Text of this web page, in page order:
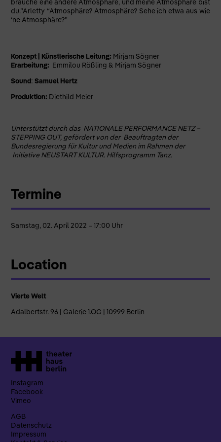
brauche eine andere Atmosphäre, und meine Atmosphäre bist
du.”Arletty “Atmosphäre? Atmosphäre? Sehe ich etwa aus wie
‘ne Atmosphäre?”
Konzept | Künstlerische Leitung: Mirjam Sögner
Erarbeitung: Emmilou Rößling & Mirjam Sögner
Sound: Samuel Hertz
Produktion: Diethild Meier
Unterstützt durch das NATIONALE PERFORMANCE NETZ –
STEPPING OUT, gefördert von der Beauftragten der
Bundesregierung für Kultur und Medien im Rahmen der
Initiative NEUSTART KULTUR. Hilfsprogramm Tanz.
Termine
Samstag, 02. April 2022 – 17:00 Uhr
Location
Vierte Welt
Adalbertstr. 96 | Galerie 1.OG | 10999 Berlin
Instagram
Facebook
Vimeo
AGB
Datenschutz
Impressum